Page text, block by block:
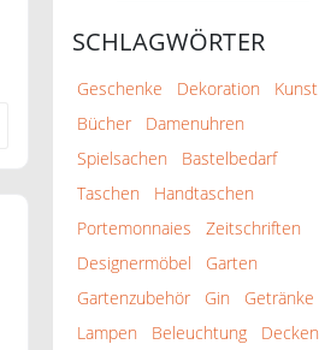
SCHLAGWÖRTER
Geschenke Dekoration
Kunst
Bücher
Damenuhren
Spielsachen
Bastelbedarf
Taschen
Handtaschen
Portemonnaies
Zeitschriften
Designermöbel
Garten
Gartenzubehör
Gin
Getränke
Lampen
Beleuchtung
Decken